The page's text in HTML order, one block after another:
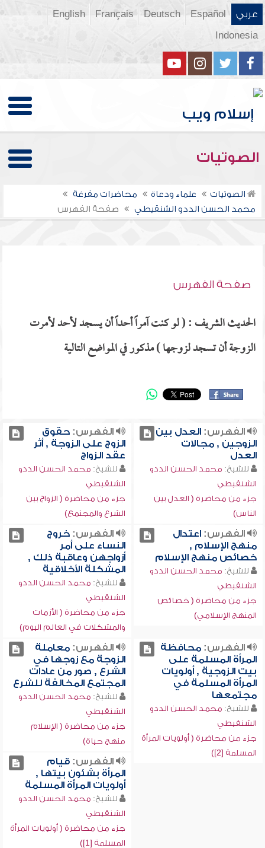
عربي Español
Deutsch
Français
English
Indonesia
الصوتيات
الصوتيات علماء ودعاة
محاضرات مفرغة
محمد الحسن الددو الشنقيطي
صفحة الفهرس
صفحة الفهرس
الحديث الشريف : ( لو كنت آمراً أحداً أن يسجد لأحد لأمرت
الزوجة أن تسجد لزوجها ) مذكور في المواضع التالية
الفهرس:العدل بين
الزوجين , مجالات
العدل
للشيخ: محمد الحسن الددو
الشنقيطي
جزء من محاضرة ( العدل بين
الناس)
الفهرس:حقوق
الزوج على الزوجة , أثر
عقد الزواج
للشيخ: محمد الحسن الددو
الشنقيطي
جزء من محاضرة ( الزواج بين
الشرع والمجتمع)
الفهرس:اعتدال
منهج الإسلام ,
خصائص منهج الإسلام
للشيخ: محمد الحسن الددو
الشنقيطي
جزء من محاضرة ( خصائص
المنهج الإسلامي)
الفهرس:خروج
النساء على أمر
أزواجهن وعاقبة ذلك ,
المشكلة الأخلاقية
للشيخ: محمد الحسن الددو
الشنقيطي
جزء من محاضرة ( الأزمات
والمشكلات في العالم اليوم)
الفهرس:محافظة
المرأة المسلمة على
بيت الزوجية , أولويات
المرأة المسلمة في
مجتمعها
للشيخ: محمد الحسن الددو
الشنقيطي
جزء من محاضرة ( أولويات المرأة
المسلمة [2])
الفهرس:معاملة
الزوجة مع زوجها في
الشرع , صور من عادات
المجتمع المخالفة للشرع
للشيخ: محمد الحسن الددو
الشنقيطي
جزء من محاضرة ( الإسلام
منهج حياة)
الفهرس:قيام
المرأة بشئون بيتها ,
أولويات المرأة المسلمة
للشيخ: محمد الحسن الددو
الشنقيطي
جزء من محاضرة ( أولويات المرأة
المسلمة [1])